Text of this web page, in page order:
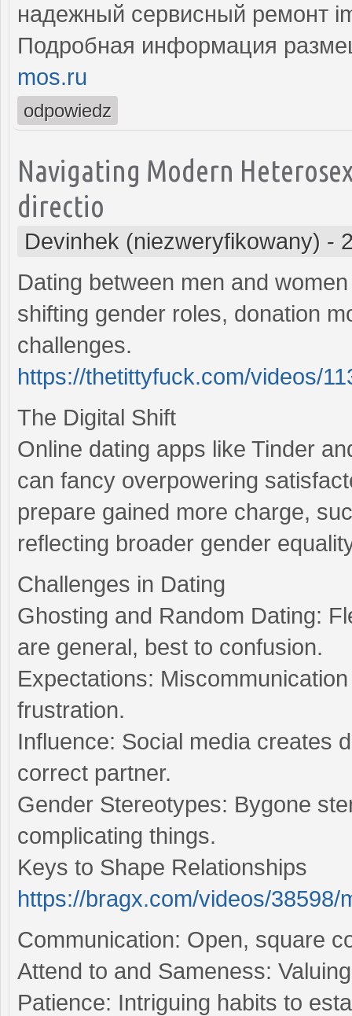
надежный сервисный ремонт
Подробная информация
mos.ru
odpowiedz
Navigating Modern
directio
Devinhek (niezweryfikowany) -
Dating between men and
shifting gender roles, donation
challenges.
https://thetittyfuck.com/videos/
The Digital Shift
Online dating apps like Tinder
can fancy overpowering
prepare gained more charge,
reflecting broader gender
Challenges in Dating
Ghosting and Random Dating:
are general, best to confusion.
Expectations:
frustration.
Influence: Social media creates
correct partner.
Gender Stereotypes: Bygone
complicating things.
Keys to Shape Relationships
https://bragx.com/videos/
Communication: Open, square
Attend to and Sameness:
Patience: Intriguing habits to